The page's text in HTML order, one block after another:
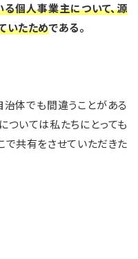
個人事業主について、源
いたためである。
治体でも間違うことがある
ついては私たちにとっても
で共有をさせていただきた